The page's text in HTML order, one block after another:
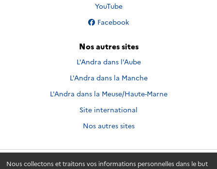
Nous collectons et traitons vos informations personnelles dans le but
Nous suivre sur
YouTube
Nous suivre sur
Facebook
Nos autres sites
L'Andra dans l'Aube
L'Andra dans la Manche
L'Andra dans la Meuse/Haute-Marne
Site international
Nos autres sites
Andra.fr © 2026 - Andra. Tous droits réservés.